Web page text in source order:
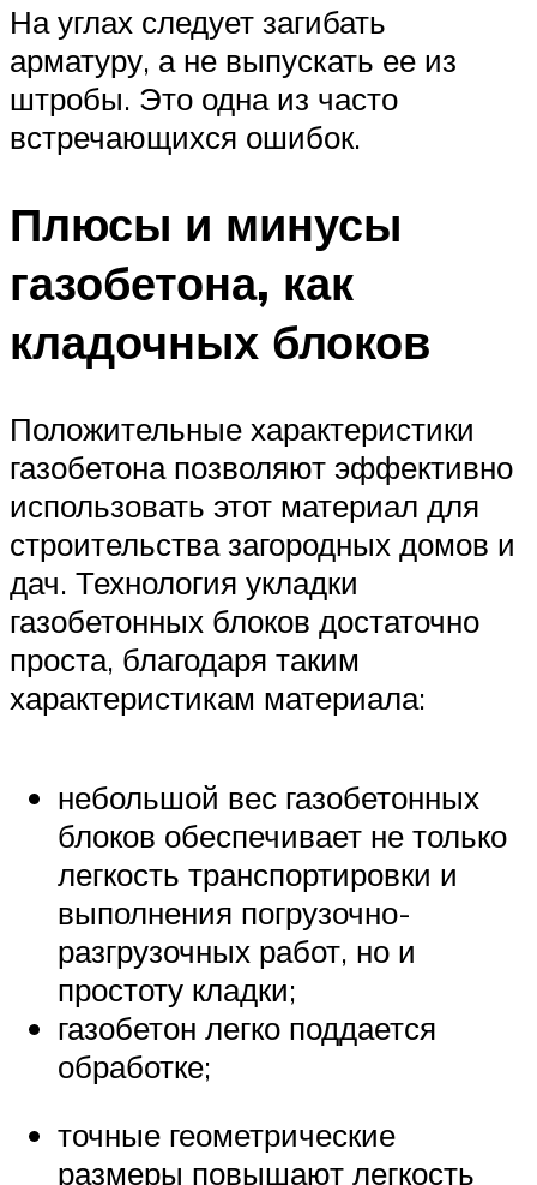
На углах следует загибать
арматуру, а не выпускать ее из
штробы. Это одна из часто
встречающихся ошибок.
Плюсы и минусы
газобетона, как
кладочных блоков
Положительные характеристики
газобетона позволяют эффективно
использовать этот материал для
строительства загородных домов и
дач. Технология укладки
газобетонных блоков достаточно
проста, благодаря таким
характеристикам материала:
небольшой вес газобетонных
блоков обеспечивает не только
легкость транспортировки и
выполнения погрузочно-
разгрузочных работ, но и
простоту кладки;
газобетон легко поддается
обработке;
точные геометрические
размеры повышают легкость